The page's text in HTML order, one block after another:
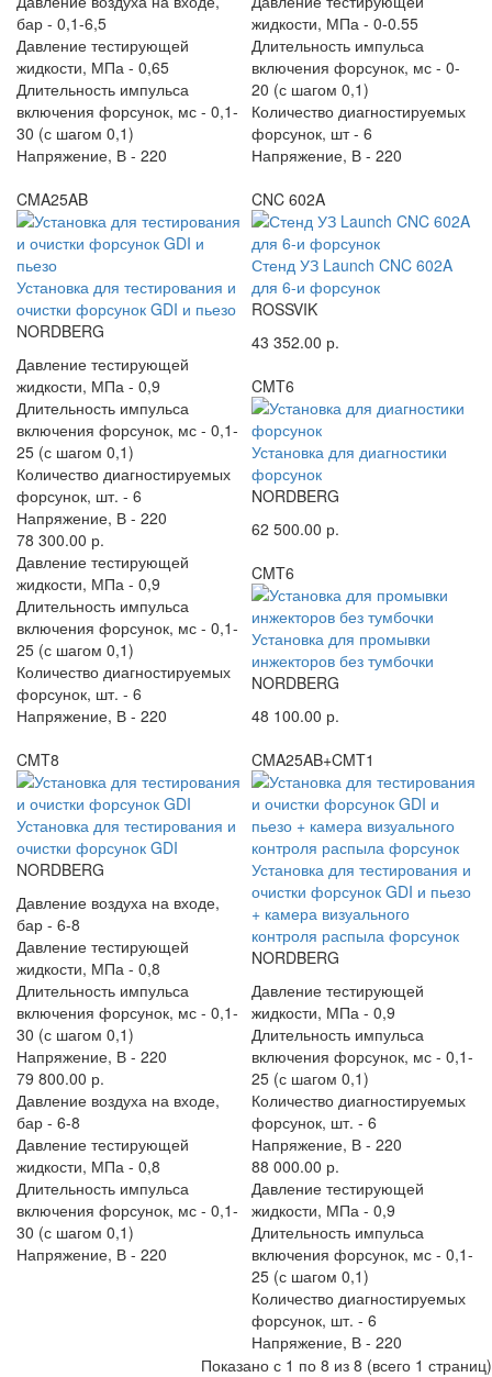
бар - 0,1-6,5
Давление тестирующей
жидкости, МПа - 0,65
Длительность импульса
включения форсунок, мс - 0,1-
30 (с шагом 0,1)
Напряжение, В - 220
жидкости, МПа - 0-0.55
Длительность импульса
включения форсунок, мс - 0-
20 (с шагом 0,1)
Количество диагностируемых
форсунок, шт - 6
Напряжение, В - 220
CMA25AB
Установка для тестирования и
очистки форсунок GDI и пьезо
NORDBERG
Давление тестирующей
жидкости, МПа - 0,9
Длительность импульса
включения форсунок, мс - 0,1-
25 (с шагом 0,1)
Количество диагностируемых
форсунок, шт. - 6
Напряжение, В - 220
78 300.00 р.
Давление тестирующей
жидкости, МПа - 0,9
Длительность импульса
включения форсунок, мс - 0,1-
25 (с шагом 0,1)
Количество диагностируемых
форсунок, шт. - 6
Напряжение, В - 220
CNC 602A
Стенд УЗ Launch CNC 602A
для 6-и форсунок
ROSSVIK
43 352.00 р.
CMT6
Установка для диагностики
форсунок
NORDBERG
62 500.00 р.
CMT6
Установка для промывки
инжекторов без тумбочки
NORDBERG
48 100.00 р.
CMT8
Установка для тестирования и
очистки форсунок GDI
NORDBERG
Давление воздуха на входе,
бар - 6-8
Давление тестирующей
жидкости, МПа - 0,8
Длительность импульса
включения форсунок, мс - 0,1-
30 (с шагом 0,1)
Напряжение, В - 220
79 800.00 р.
Давление воздуха на входе,
бар - 6-8
Давление тестирующей
жидкости, МПа - 0,8
Длительность импульса
включения форсунок, мс - 0,1-
30 (с шагом 0,1)
Напряжение, В - 220
CMA25AB+CMT1
Установка для тестирования и
очистки форсунок GDI и пьезо
+ камера визуального
контроля распыла форсунок
NORDBERG
Давление тестирующей
жидкости, МПа - 0,9
Длительность импульса
включения форсунок, мс - 0,1-
25 (с шагом 0,1)
Количество диагностируемых
форсунок, шт. - 6
Напряжение, В - 220
88 000.00 р.
Давление тестирующей
жидкости, МПа - 0,9
Длительность импульса
включения форсунок, мс - 0,1-
25 (с шагом 0,1)
Количество диагностируемых
форсунок, шт. - 6
Напряжение, В - 220
Показано с 1 по 8 из 8 (всего 1 страниц)